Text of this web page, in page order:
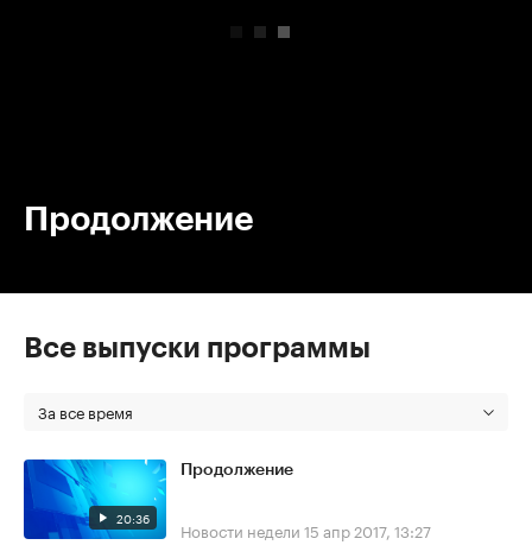
Продолжение
Все выпуски программы
За все время
20:36
Продолжение
Новости недели 15 апр 2017, 13:27